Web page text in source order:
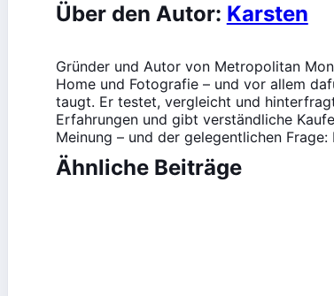
Über den Autor: Karsten
Gründer und Autor von Metropolitan
Home und Fotografie – und vor allem
taugt. Er testet, vergleicht und
Erfahrungen und gibt verständliche
Meinung – und der gelegentlichen
Ähnliche Beiträge